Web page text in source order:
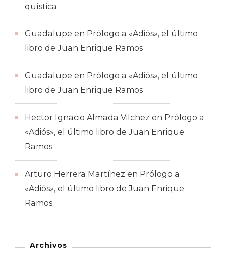
quística
Guadalupe en Prólogo a «Adiós», el último
libro de Juan Enrique Ramos
Guadalupe en Prólogo a «Adiós», el último
libro de Juan Enrique Ramos
Hector Ignacio Almada Vilchez en Prólogo a
«Adiós», el último libro de Juan Enrique
Ramos
Arturo Herrera Martínez en Prólogo a
«Adiós», el último libro de Juan Enrique
Ramos
Archivos